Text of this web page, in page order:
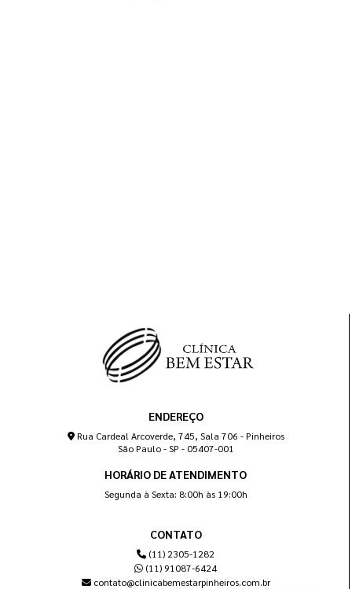
ENDEREÇO
Rua Cardeal Arcoverde, 745, Sala 706 - Pinheiros
São Paulo - SP - 05407-001
HORÁRIO DE ATENDIMENTO
Segunda à Sexta: 8:00h às 19:00h
CONTATO
(11) 2305-1282
(11) 91087-6424
contato@clinicabemestarpinheiros.com.br